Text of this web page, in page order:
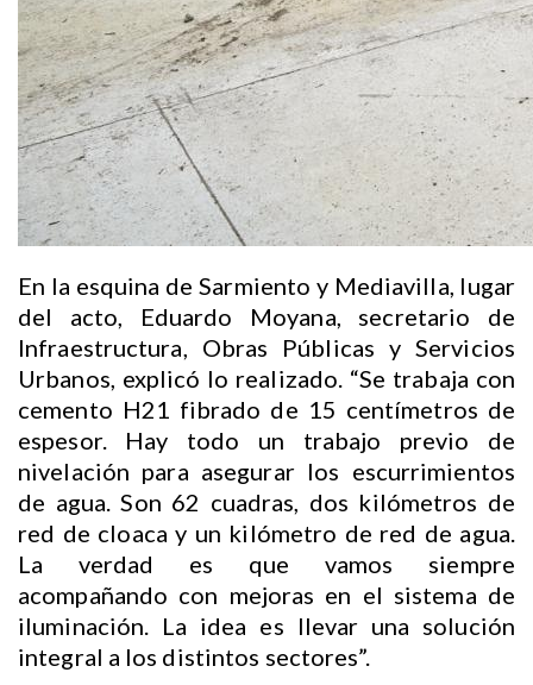
En la esquina de Sarmiento y Mediavilla, lugar
del acto, Eduardo Moyana, secretario de
Infraestructura, Obras Públicas y Servicios
Urbanos, explicó lo realizado. “Se trabaja con
cemento H21 fibrado de 15 centímetros de
espesor. Hay todo un trabajo previo de
nivelación para asegurar los escurrimientos
de agua. Son 62 cuadras, dos kilómetros de
red de cloaca y un kilómetro de red de agua.
La verdad es que vamos siempre
acompañando con mejoras en el sistema de
iluminación. La idea es llevar una solución
integral a los distintos sectores”.